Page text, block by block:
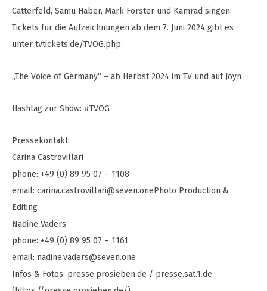
Catterfeld, Samu Haber, Mark Forster und Kamrad singen:
Tickets für die Aufzeichnungen ab dem 7. Juni 2024 gibt es
unter tvtickets.de/TVOG.php.
„The Voice of Germany“ – ab Herbst 2024 im TV und auf Joyn
Hashtag zur Show: #TVOG
Pressekontakt:
Carina Castrovillari
phone: +49 (0) 89 95 07 – 1108
email: carina.castrovillari@seven.onePhoto Production &
Editing
Nadine Vaders
phone: +49 (0) 89 95 07 – 1161
email: nadine.vaders@seven.one
Infos & Fotos: presse.prosieben.de / presse.sat.1.de